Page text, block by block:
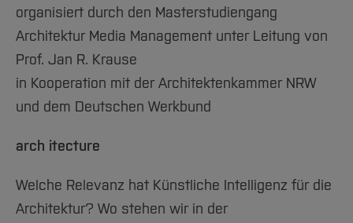
Arbeiten im FB G
Forschung und Projekte
International
Team
Service
Studiengänge
Studieninteressierte
Aktuelles
Studium
Fachgruppen
Forschung und Entwicklung
Team
Amtliche Bekanntmachungen
Notfall-Infos
BO Shop
Familiengerechte Hochschule
Gleichstellung
Diskriminierungsfreie Hochschule
Vertretungen
Wahlen
Hochschulbibliothek
Hochschulkommunikation
International Office
Medienzentrum
Zentrale Studienberatung
organisiert durch den Masterstudiengang
Architektur Media Management unter Leitung von
Prof. Jan R. Krause
in Kooperation mit der Architektenkammer NRW
und dem Deutschen Werkbund
arch itecture
Welche Relevanz hat Künstliche Intelligenz für die
Architektur? Wo stehen wir in der